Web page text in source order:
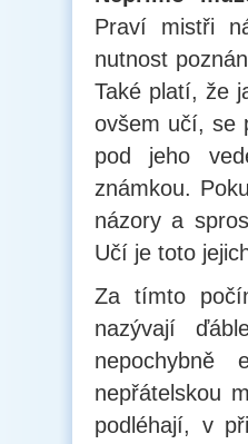
Praví mistři
nutnost
Také platí, že
ovšem učí, se
pod jeho
známkou.
názory a
Učí je toto
Za tímto
nazývají
nepochybně
nepřátelskou
podléhají, v